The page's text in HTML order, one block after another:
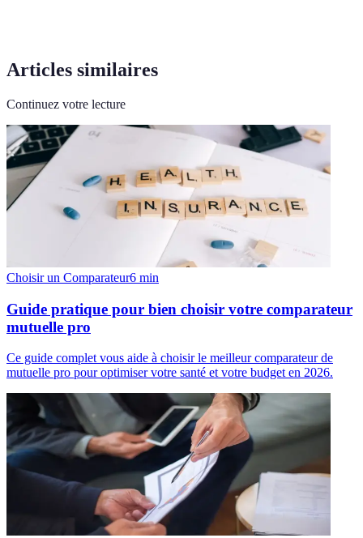
Articles similaires
Continuez votre lecture
Choisir un Comparateur6 min
Guide pratique pour bien choisir votre comparateur
mutuelle pro
Ce guide complet vous aide à choisir le meilleur comparateur de
mutuelle pro pour optimiser votre santé et votre budget en 2026.